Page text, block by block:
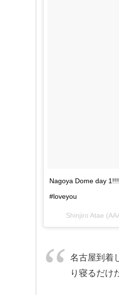
https://t.co/
Nagoya Dome day
#loveyou
Shinjiro Atae
名古屋到着
り寝るだけだ